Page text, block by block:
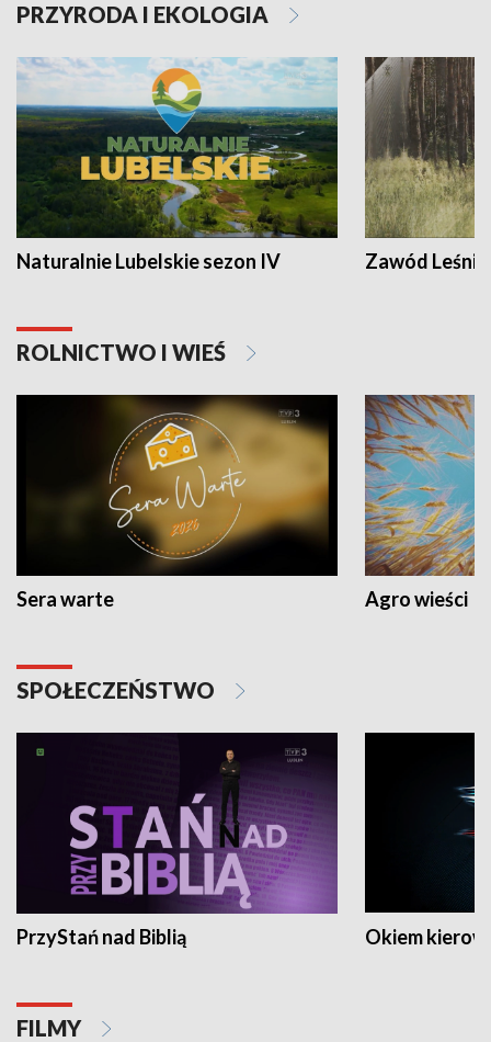
PRZYRODA I EKOLOGIA
Naturalnie Lubelskie sezon IV Zawód Leśnik
ROLNICTWO I WIEŚ
Sera warte Agro wieści
SPOŁECZEŃSTWO
PrzyStań nad Biblią Okiem
FILMY